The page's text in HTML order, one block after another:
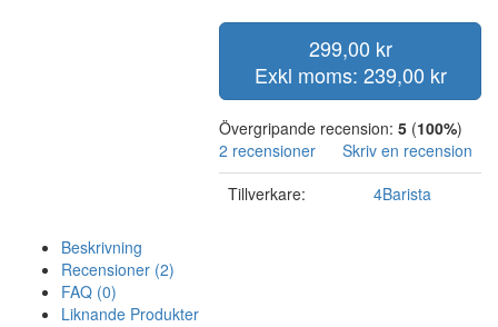
299,00 kr
Exkl moms: 239,00 kr
Övergripande recension: 5 (100%)
2 recensioner
Skriv en recension
Tillverkare:
4Barista
Beskrivning
Recensioner (2)
FAQ (0)
Liknande Produkter